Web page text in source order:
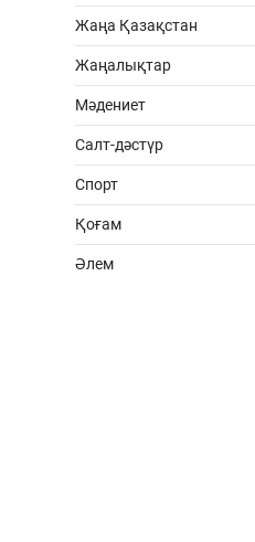
Жаңа Қазақстан
Жаңалықтар
Мәдениет
Салт-дәстүр
Спорт
Қоғам
Әлем